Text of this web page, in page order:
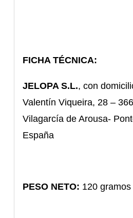
FICHA TÉCNICA:
JELOPA S.L., con
Valentín Viqueira, 28 –
Vilagarcía de Arousa-
España
PESO NETO: 120 gramos